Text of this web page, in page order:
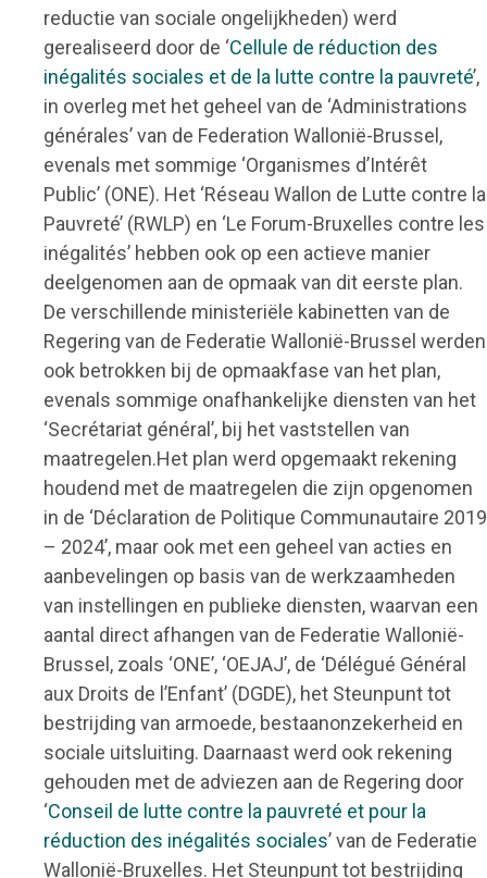
reductie van sociale ongelijkheden) werd
gerealiseerd door de ‘Cellule de réduction des
inégalités sociales et de la lutte contre la pauvreté’,
in overleg met het geheel van de ‘Administrations
générales’ van de Federation Wallonië-Brussel,
evenals met sommige ‘Organismes d’Intérêt
Public’ (ONE). Het ‘Réseau Wallon de Lutte contre la
Pauvreté’ (RWLP) en ‘Le Forum-Bruxelles contre les
inégalités’ hebben ook op een actieve manier
deelgenomen aan de opmaak van dit eerste plan.
De verschillende ministeriële kabinetten van de
Regering van de Federatie Wallonië-Brussel werden
ook betrokken bij de opmaakfase van het plan,
evenals sommige onafhankelijke diensten van het
‘Secrétariat général’, bij het vaststellen van
maatregelen.Het plan werd opgemaakt rekening
houdend met de maatregelen die zijn opgenomen
in de ‘Déclaration de Politique Communautaire 2019
– 2024’, maar ook met een geheel van acties en
aanbevelingen op basis van de werkzaamheden
van instellingen en publieke diensten, waarvan een
aantal direct afhangen van de Federatie Wallonië-
Brussel, zoals ‘ONE’, ‘OEJAJ’, de ‘Délégué Général
aux Droits de l’Enfant’ (DGDE), het Steunpunt tot
bestrijding van armoede, bestaanonzekerheid en
sociale uitsluiting. Daarnaast werd ook rekening
gehouden met de adviezen aan de Regering door
‘Conseil de lutte contre la pauvreté et pour la
réduction des inégalités sociales’ van de Federatie
Wallonië-Bruxelles. Het Steunpunt tot bestrijding